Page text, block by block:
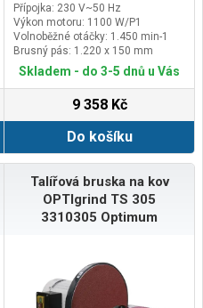
Přípojka: 230 V~50 Hz
Výkon motoru: 1100 W/P1
Volnoběžné otáčky: 1.450 min-1
Brusný pás: 1.220 x 150 mm
Skladem - do 3-5 dnů u Vás
9 358 Kč
Do košíku
Talířová bruska na kov
OPTIgrind TS 305
3310305 Optimum